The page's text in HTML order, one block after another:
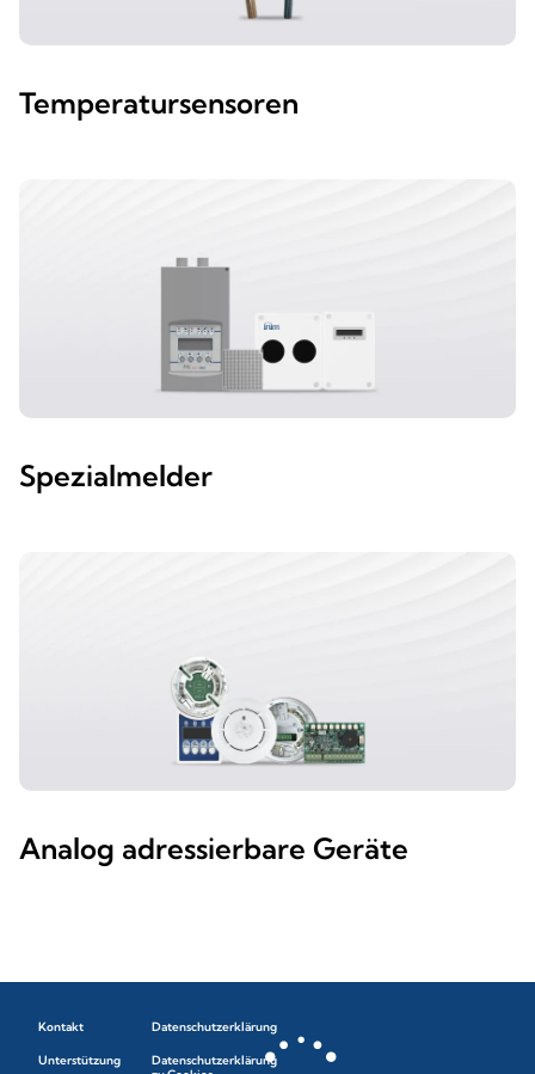
Temperatursensoren
Spezialmelder
Analog adressierbare Geräte
Kontakt
Unterstützung
Datenschutzerklärung
Datenschutzerklärung